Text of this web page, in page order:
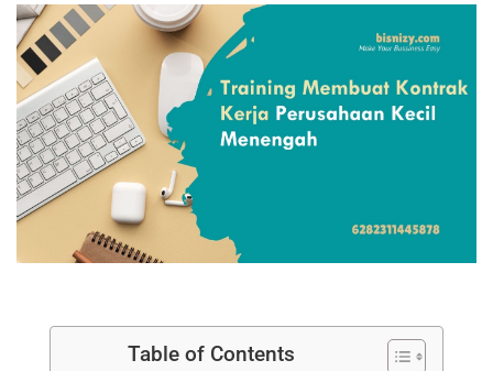
Table of Contents